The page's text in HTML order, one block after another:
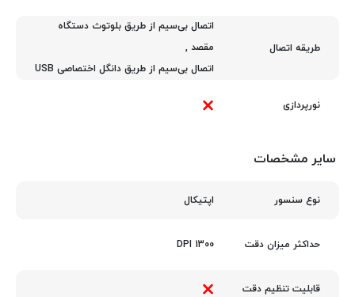
طریقه اتصال
اتصال بی‌سیم از طریق بلوتوث دستگاه
مقصد ,
اتصال بی‌سیم از طریق دانگل اختصاصی USB
نورپردازی
سایر مشخصات
نوع سنسور اپتیکال
حداکثر میزان دقت 1300 DPI
قابلیت تنظیم دقت